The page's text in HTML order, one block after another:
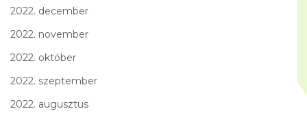
2022. december
2022. november
2022. október
2022. szeptember
2022. augusztus